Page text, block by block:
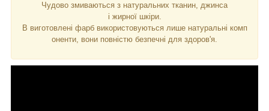
Чудово змиваються з натуральних тканин, джинса
і жирної шкіри.
В виготовлені фарб використовуються лише натуральні комп
оненти, вони повністю безпечні для здоров'я.